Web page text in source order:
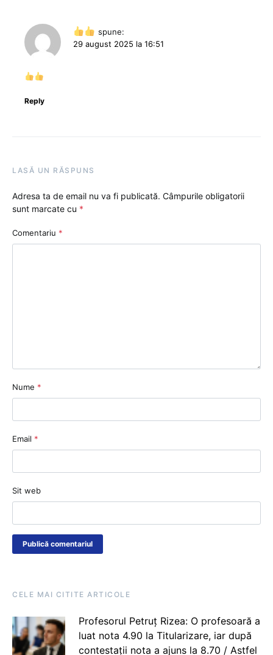
spune:
29 august 2025 la 16:51
Reply
LASĂ UN RĂSPUNS
Adresa ta de email nu va fi publicată. Câmpurile obligatorii
sunt marcate cu *
Comentariu *
Nume *
Email *
Sit web
CELE MAI CITITE ARTICOLE
Profesorul Petruț Rizea: O profesoară a
luat nota 4.90 la Titularizare, iar după
contestații nota a ajuns la 8.70 / Astfel